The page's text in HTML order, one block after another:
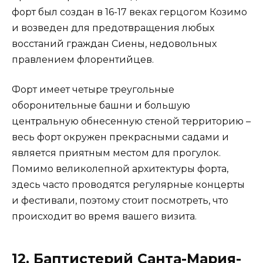
форт был создан в 16-17 веках герцогом Козимо
и возведен для предотвращения любых
восстаний граждан Сиены, недовольных
правлением флорентийцев.
Форт имеет четыре треугольные
оборонительные башни и большую
центральную обнесенную стеной территорию –
весь форт окружен прекрасными садами и
является приятным местом для прогулок.
Помимо великолепной архитектуры форта,
здесь часто проводятся регулярные концерты
и фестивали, поэтому стоит посмотреть, что
происходит во время вашего визита.
12. Баптистерий Санта-Мария-